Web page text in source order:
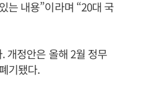
는 내용”이라며 “20대 국
개정안은 올해 2월 정무
기됐다.